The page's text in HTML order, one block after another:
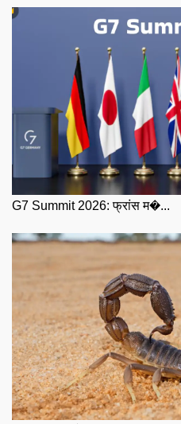
G7 Summit 2026: फ्रांस म�...